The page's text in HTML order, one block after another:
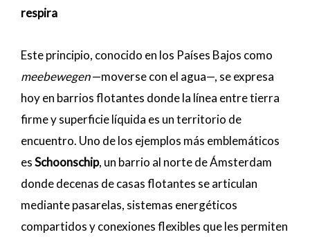
respira
Este principio, conocido en los Países Bajos como
meebewegen—moverse con el agua—, se expresa
hoy en barrios flotantes donde la línea entre tierra
firme y superficie líquida es un territorio de
encuentro. Uno de los ejemplos más emblemáticos
esSchoonschip, un barrio al norte de Ámsterdam
donde decenas de casas flotantes se articulan
mediante pasarelas, sistemas energéticos
compartidos y conexiones flexibles que les permiten